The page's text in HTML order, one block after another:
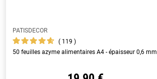
PATISDECOR
119
50 feuilles azyme alimentaires A4 - épaisseur 0,6 mm